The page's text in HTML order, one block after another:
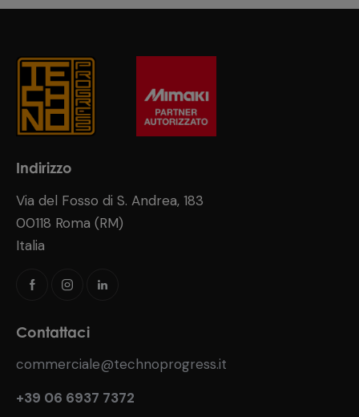
Indirizzo
Via del Fosso di S. Andrea, 183
00118 Roma (RM)
Italia
Contattaci
commerciale@technoprogress.it
+39 06 6937 7372